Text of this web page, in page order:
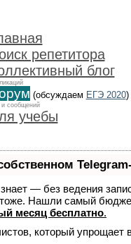
репетитора
блог
(обсуждаем ЕГЭ 2020)
и сообщений
учебы
— без ведения
тоже. Нашли самый
месяц бесплатно.
который упрощает